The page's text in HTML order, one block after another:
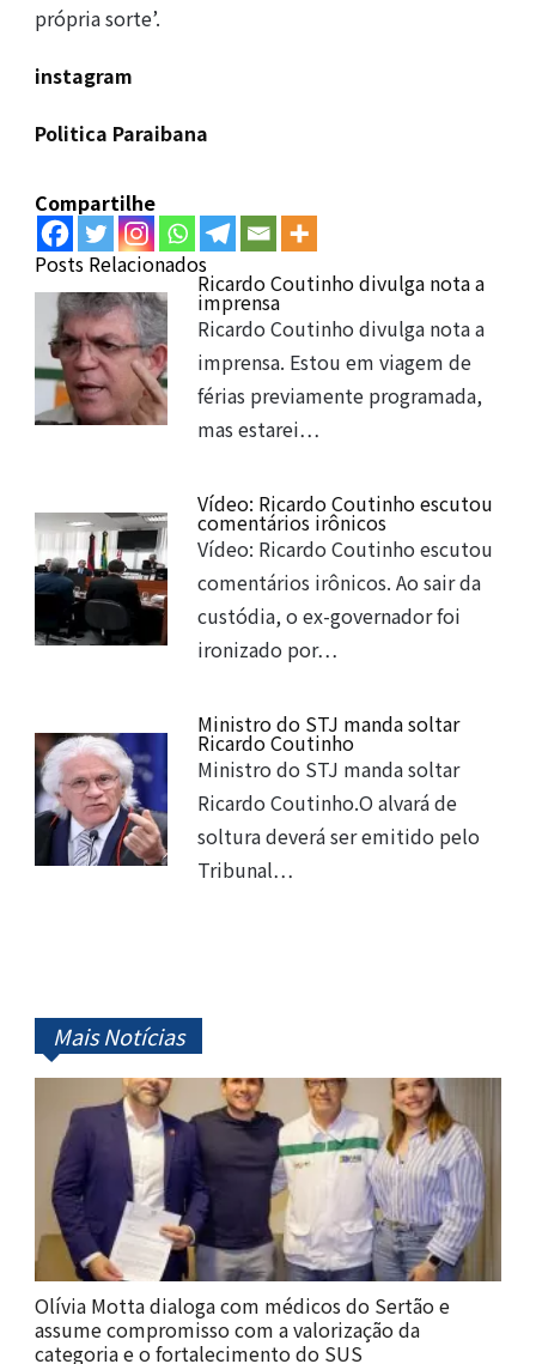
própria sorte’.
instagram
Politica Paraibana
Compartilhe
Posts Relacionados
Ricardo Coutinho divulga nota a
imprensa
Ricardo Coutinho divulga nota a
imprensa. Estou em viagem de
férias previamente programada,
mas estarei…
Vídeo: Ricardo Coutinho escutou
comentários irônicos
Vídeo: Ricardo Coutinho escutou
comentários irônicos. Ao sair da
custódia, o ex-governador foi
ironizado por…
Ministro do STJ manda soltar
Ricardo Coutinho
Ministro do STJ manda soltar
Ricardo Coutinho.O alvará de
soltura deverá ser emitido pelo
Tribunal…
Mais Notícias
Olívia Motta dialoga com médicos do Sertão e
assume compromisso com a valorização da
categoria e o fortalecimento do SUS